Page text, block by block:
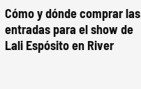
Cómo y dónde comprar las
entradas para el show de
Lali Espósito en River